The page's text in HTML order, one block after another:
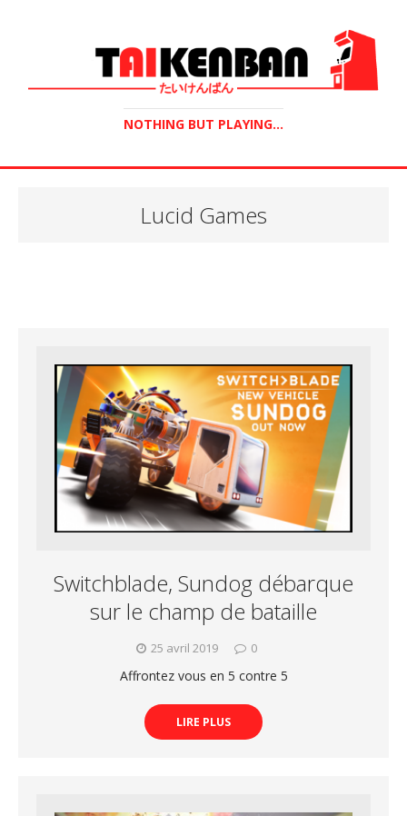
NOTHING BUT PLAYING...
Lucid Games
Switchblade, Sundog débarque
sur le champ de bataille
25 avril 2019 0
Affrontez vous en 5 contre 5
LIRE PLUS